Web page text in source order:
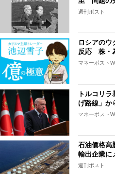
週刊ポスト
ロシアのウ
反応 株・
マネーポスト
トルコリ
げ路線」か
マネーポスト
石油価格高
輸出企業に
週刊ポスト